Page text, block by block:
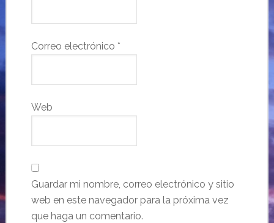
Correo electrónico *
Web
Guardar mi nombre, correo electrónico y sitio
web en este navegador para la próxima vez
que haga un comentario.